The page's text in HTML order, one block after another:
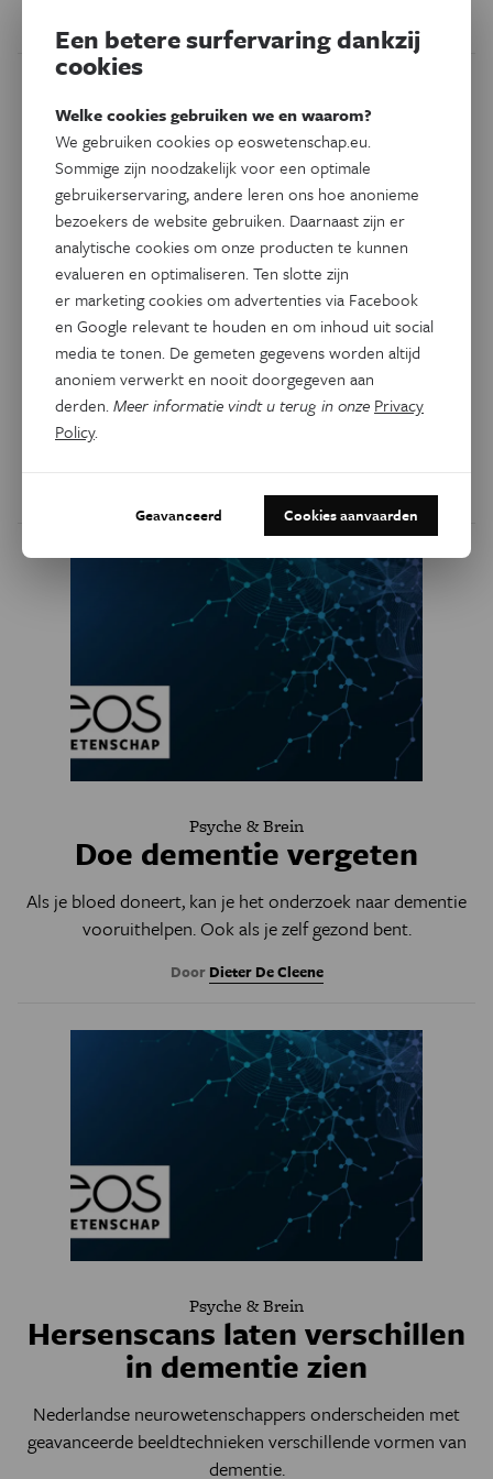
Psyche & Brein
Grijze Cellen - Alzheimer en
dementie
nummer één te worden.
Psyche & Brein
Doe dementie vergeten
Als je bloed doneert, kan je het onderzoek naar dementie
vooruithelpen. Ook als je zelf gezond bent.
Door Dieter De Cleene
Psyche & Brein
Hersenscans laten verschillen
in dementie zien
Nederlandse neurowetenschappers onderscheiden met
geavanceerde beeldtechnieken verschillende vormen van
dementie.
Een betere surfervaring dankzij
cookies
Welke cookies gebruiken we en waarom?
We gebruiken cookies op eoswetenschap.eu.
Sommige zijn noodzakelijk voor een optimale
gebruikerservaring, andere leren ons hoe anonieme
bezoekers de website gebruiken. Daarnaast zijn er
analytische cookies om onze producten te kunnen
evalueren en optimaliseren. Ten slotte zijn
er marketing cookies om advertenties via Facebook
en Google relevant te houden en om inhoud uit social
media te tonen. De gemeten gegevens worden altijd
anoniem verwerkt en nooit doorgegeven aan
derden.Meer informatie vindt u terug in onze Privacy
Policy.
Geavanceerd Cookies aanvaarden